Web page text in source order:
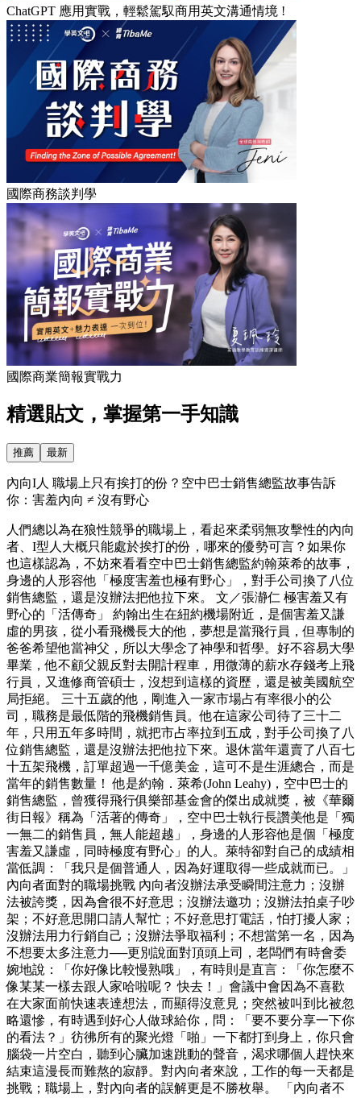
ChatGPT 應用實戰，輕鬆駕馭商用英文溝通情境 !
國際商務談判學
國際商業簡報實戰力
精選貼文，掌握第一手知識
推薦 最新
內向I人 職場上只有挨打的份？空中巴士銷售總監故事告訴
你：害羞內向 ≠ 沒有野心
人們總以為在狼性競爭的職場上，看起來柔弱無攻擊性的內向
者、I型人大概只能處於挨打的份，哪來的優勢可言？如果你
也這樣認為，不妨來看看空中巴士銷售總監約翰萊希的故事，
身邊的人形容他「極度害羞也極有野心」，對手公司換了八位
銷售總監，還是沒辦法把他拉下來。 文／張瀞仁 極害羞又有
野心的「活傳奇」 約翰出生在紐約機場附近，是個害羞又謙
虛的男孩，從小看飛機長大的他，夢想是當飛行員，但專制的
爸爸希望他當神父，所以大學念了神學和哲學。好不容易大學
畢業，他不顧父親反對去開計程車，用微薄的薪水存錢考上飛
行員，又進修商管碩士，沒想到這樣的資歷，還是被美國航空
局拒絕。 三十五歲的他，剛進入一家市場占有率很小的公
司，職務是最低階的飛機銷售員。他在這家公司待了三十二
年，只用五年多時間，就把市占率拉到五成，對手公司換了八
位銷售總監，還是沒辦法把他拉下來。退休當年還賣了八百七
十五架飛機，訂單超過一千億美金，這可不是生涯總合，而是
當年的銷售數量！ 他是約翰．萊希(John Leahy)，空中巴士的
銷售總監，曾獲得飛行俱樂部基金會的傑出成就獎，被《華爾
街日報》稱為「活著的傳奇」，空中巴士執行長讚美他是「獨
一無二的銷售員，無人能超越」，身邊的人形容他是個「極度
害羞又謙虛，同時極度有野心」的人。萊特卻對自己的成績相
當低調：「我只是個普通人，因為好運取得一些成就而已。」
內向者面對的職場挑戰 內向者沒辦法承受瞬間注意力；沒辦
法被誇獎，因為會很不好意思；沒辦法邀功；沒辦法拍桌子吵
架；不好意思開口請人幫忙；不好意思打電話，怕打擾人家；
沒辦法用力行銷自己；沒辦法爭取福利；不想當第一名，因為
不想要太多注意力──更別說面對頂頭上司，老闆們有時會委
婉地說：「你好像比較慢熟哦」，有時則是直言：「你怎麼不
像某某一樣去跟人家哈啦呢？ 快去！」會議中會因為不喜歡
在大家面前快速表達想法，而顯得沒意見；突然被叫到比被忽
略還慘，有時遇到好心人做球給你，問：「要不要分享一下你
的看法？」彷彿所有的聚光燈「啪」一下都打到身上，你只會
腦袋一片空白，聽到心臟加速跳動的聲音，渴求哪個人趕快來
結束這漫長而難熬的寂靜。對內向者來說，工作的每一天都是
挑戰；職場上，對內向者的誤解更是不勝枚舉。 「內向者不